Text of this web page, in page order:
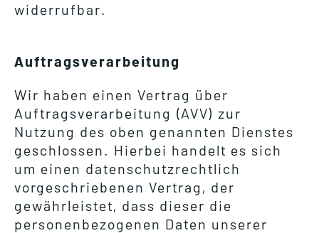
widerrufbar.
Auftragsverarbeitung
Wir haben einen Vertrag über
Auftragsverarbeitung (AVV) zur
Nutzung des oben genannten Dienstes
geschlossen. Hierbei handelt es sich
um einen datenschutzrechtlich
vorgeschriebenen Vertrag, der
gewährleistet, dass dieser die
personenbezogenen Daten unserer